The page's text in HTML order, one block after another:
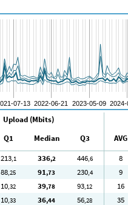
Upload (Mbits)
Q1 Median Q3 AVG
213,1 336,2 446,6 8
88,25 91,73 230,4 9
10,32 39,78 93,12 16
10,33 36,44 56,28 35